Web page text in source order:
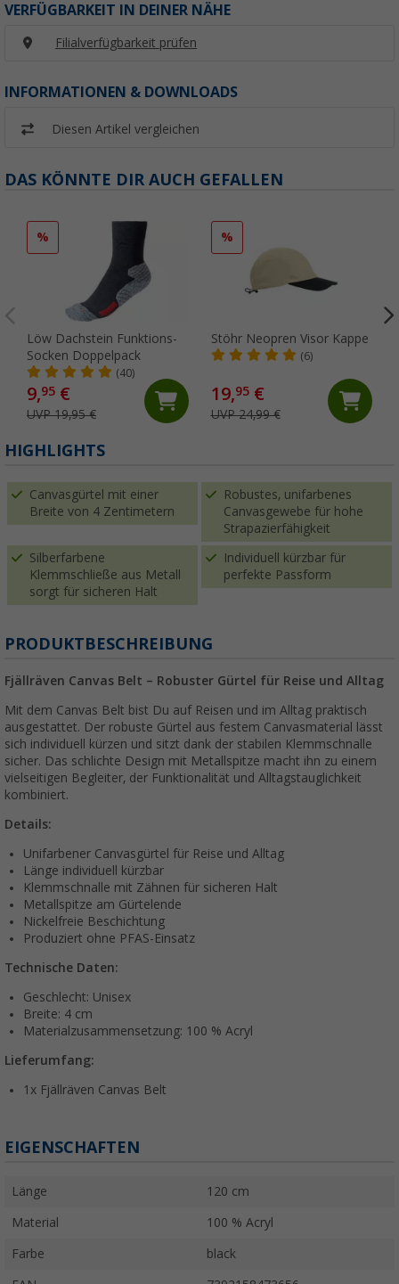
VERFÜGBARKEIT IN DEINER NÄHE
Filialverfügbarkeit prüfen
INFORMATIONEN & DOWNLOADS
Diesen Artikel vergleichen
DAS KÖNNTE DIR AUCH GEFALLEN
%
Löw Dachstein Funktions-
Socken Doppelpack
(40)
9,95 €
UVP 19,95 €
%
Stöhr Neopren Visor Kappe
(6)
19,95€
UVP 24,99 €
HIGHLIGHTS
Canvasgürtel mit einer
Breite von 4 Zentimetern
Robustes, unifarbenes
Canvasgewebe für hohe
Strapazierfähigkeit
Silberfarbene
Klemmschließe aus Metall
sorgt für sicheren Halt
Individuell kürzbar für
perfekte Passform
PRODUKTBESCHREIBUNG
Fjällräven Canvas Belt – Robuster Gürtel für Reise und Alltag
Mit dem Canvas Belt bist Du auf Reisen und im Alltag praktisch
ausgestattet. Der robuste Gürtel aus festem Canvasmaterial lässt
sich individuell kürzen und sitzt dank der stabilen Klemmschnalle
sicher. Das schlichte Design mit Metallspitze macht ihn zu einem
vielseitigen Begleiter, der Funktionalität und Alltagstauglichkeit
kombiniert.
Details:
Unifarbener Canvasgürtel für Reise und Alltag
Länge individuell kürzbar
Klemmschnalle mit Zähnen für sicheren Halt
Metallspitze am Gürtelende
Nickelfreie Beschichtung
Produziert ohne PFAS-Einsatz
Technische Daten:
Geschlecht: Unisex
Breite: 4 cm
Materialzusammensetzung: 100 % Acryl
Lieferumfang:
1x Fjällräven Canvas Belt
EIGENSCHAFTEN
Länge 120 cm
Material 100 % Acryl
Farbe black